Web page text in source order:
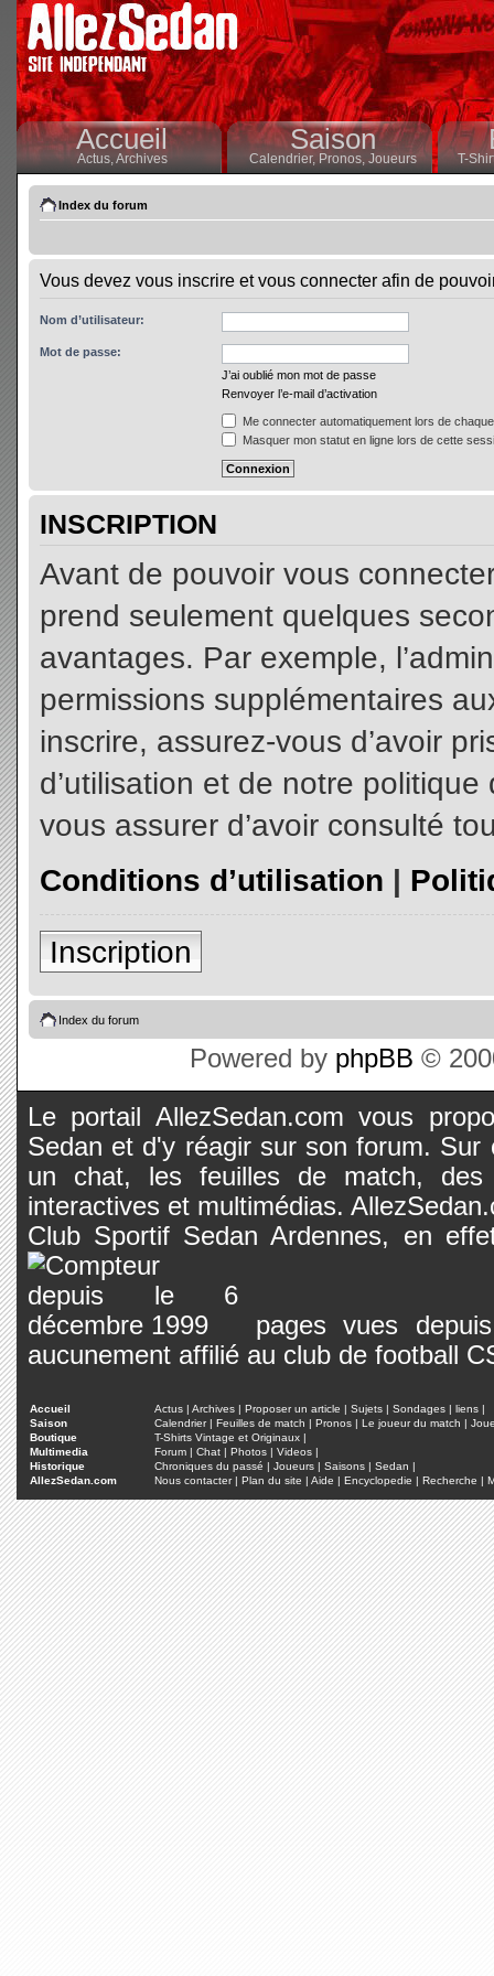
Accueil
Actus,Archives
Saison
Calendrier,Pronos, Joueurs T-
Index du forum
Vous devez vous inscrire et vous connecter afin de
Nom d’utilisateur:
Mot de passe:
J’ai oublié mon mot de passe
Renvoyer l’e-mail d’activation
Me connecter automatiquement lors de
Masquer mon statut en ligne lors de cette
INSCRIPTION
Avant de pouvoir vous
prend seulement quelques
avantages. Par exemple,
permissions supplémentaires
inscrire, assurez-vous d’avoir
d’utilisation et de notre
vous assurer d’avoir consulté
Conditions d’utilisation |
Inscription
Index du forum
Powered by phpBB ©
Le portail AllezSedan.com vous
Sedan et d'y réagir sur son forum.
un chat, les feuilles de match, des
interactives et multimédias.
Club Sportif Sedan Ardennes, en
pages vues
aucunement affilié au club de football
Accueil Actus | Archives | Proposer un article | Sujets | Sondages | liens |
Saison
Calendrier| Feuilles de match | Pronos | Le joueur du match |
Boutique
T-Shirts Vintage et Originaux |
Multimedia
Forum | Chat | Photos | Videos |
Historique
Chroniques du passé | Joueurs | Saisons | Sedan |
AllezSedan.com
Nous contacter| Plan du site | Aide | Encyclopedie | Recherche |